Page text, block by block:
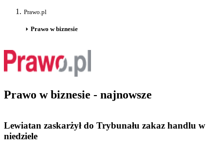
Prawo.pl
Prawo w biznesie
Prawo w biznesie - najnowsze
Lewiatan zaskarżył do Trybunału zakaz handlu w
niedziele